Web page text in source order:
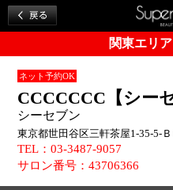
関東エリ
ネット予約OK
CCCCCCC【シー
シーセブン
東京都世田谷区三軒茶屋1-35-5-Ｂ
TEL：03-3487-9057
サロン番号：43706366